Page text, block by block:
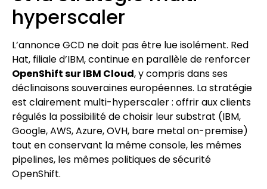
hyperscaler
L’annonce GCD ne doit pas être lue isolément. Red
Hat, filiale d’IBM, continue en parallèle de renforcer
OpenShift sur IBM Cloud, y compris dans ses
déclinaisons souveraines européennes. La stratégie
est clairement multi-hyperscaler : offrir aux clients
régulés la possibilité de choisir leur substrat (IBM,
Google, AWS, Azure, OVH, bare metal on-premise)
tout en conservant la même console, les mêmes
pipelines, les mêmes politiques de sécurité
OpenShift.